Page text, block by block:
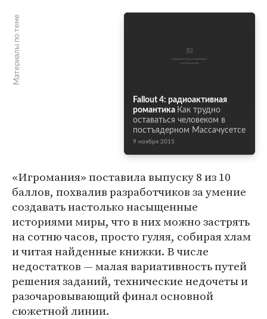
Материалы по теме
Fallout 4: радиоактивная
романтика Как трудно
оставаться человеком в
постъядерном Массачусетсе
9 ноября 2015
«Игромания» поставила выпуску 8 из 10
баллов, похвалив разработчиков за умение
создавать настолько насыщенные
историями миры, что в них можно застрять
на сотню часов, просто гуляя, собирая хлам
и читая найденные книжки. В числе
недостатков — малая вариативность путей
решения заданий, технические недочеты и
разочаровывающий финал основной
сюжетной линии.